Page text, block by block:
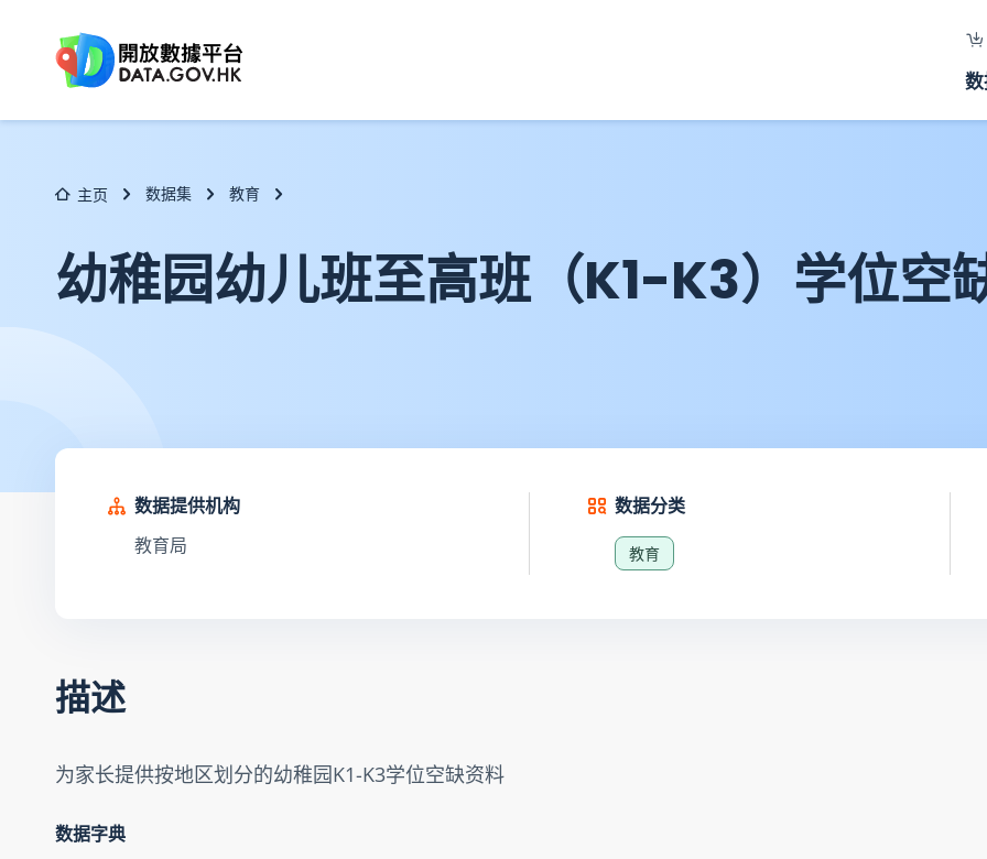
主页 数据集 教育
幼稚园幼儿班至高班（K1-K3）学位空
数据提供机构
教育局
数据分类
教育
描述
为家长提供按地区划分的幼稚园K1-K3学位空缺资料
数据字典